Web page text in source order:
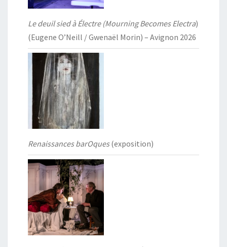
Le deuil sied à Électre (Mourning Becomes Electra)
(Eugene O’Neill / Gwenaël Morin) – Avignon 2026
Renaissances barOques(exposition)